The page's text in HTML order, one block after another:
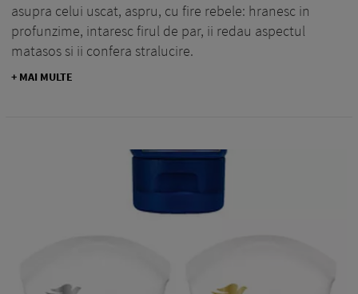
asupra celui uscat, aspru, cu fire rebele: hranesc in
profunzime, intaresc firul de par, ii redau aspectul
matasos si ii confera stralucire.
+ MAI MULTE